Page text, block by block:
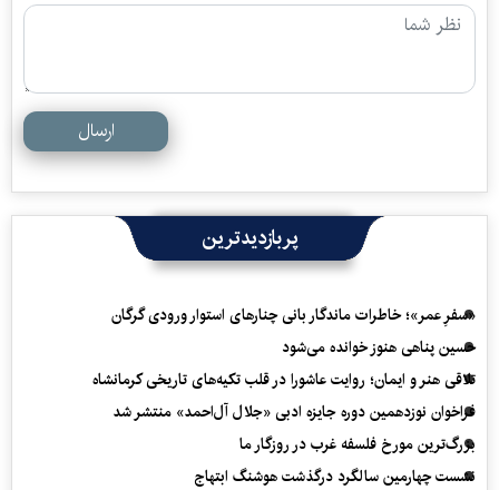
ارسال
پربازدیدترین
«سفرِ عمر»؛ خاطرات ماندگار بانی چنارهای استوار ورودی گرگان
حسین پناهی هنوز خوانده می‌شود
تلاقی هنر و ایمان؛ روایت عاشورا در قلب تکیه‌های تاریخی کرمانشاه
فراخوان نوزدهمین دوره جایزه ادبی «جلال آل‌احمد» منتشر شد
بزرگ‌ترین مورخ فلسفه غرب در روزگار ما
نشست چهارمین سالگرد درگذشت هوشنگ ابتهاج